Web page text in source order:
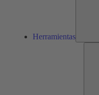
Herramientas